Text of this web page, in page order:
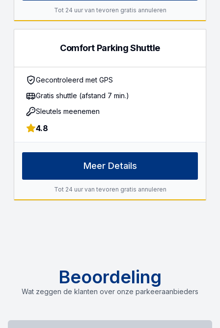
Tot 24 uur van tevoren gratis annuleren
Comfort Parking Shuttle
Gecontroleerd met GPS
Gratis shuttle (afstand 7 min.)
Sleutels meenemen
4.8
Meer Details
Tot 24 uur van tevoren gratis annuleren
Beoordeling
Wat zeggen de klanten over onze parkeeraanbieders